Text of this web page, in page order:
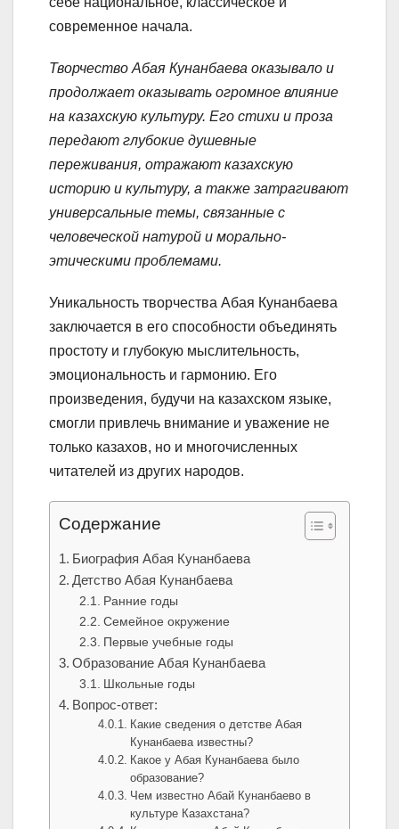
современное начала.
Творчество Абая Кунанбаева оказывало и
продолжает оказывать огромное влияние
на казахскую культуру. Его стихи и проза
передают глубокие душевные
переживания, отражают казахскую
историю и культуру, а также затрагивают
универсальные темы, связанные с
человеческой натурой и морально-
этическими проблемами.
Уникальность творчества Абая Кунанбаева
заключается в его способности объединять
простоту и глубокую мыслительность,
эмоциональность и гармонию. Его
произведения, будучи на казахском языке,
смогли привлечь внимание и уважение не
только казахов, но и многочисленных
читателей из других народов.
Содержание
Биография Абая Кунанбаева
Детство Абая Кунанбаева
Ранние годы
Семейное окружение
Первые учебные годы
Образование Абая Кунанбаева
Школьные годы
Вопрос-ответ:
Какие сведения о детстве Абая
Кунанбаева известны?
Какое у Абая Кунанбаева было
образование?
Чем известно Абай Кунанбаево в
культуре Казахстана?